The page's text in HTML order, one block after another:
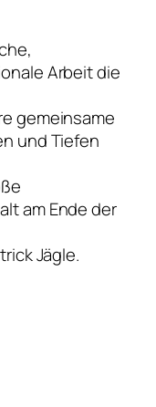
Arbeit die
gemeinsame
und Tiefen
am Ende der
Jägle.